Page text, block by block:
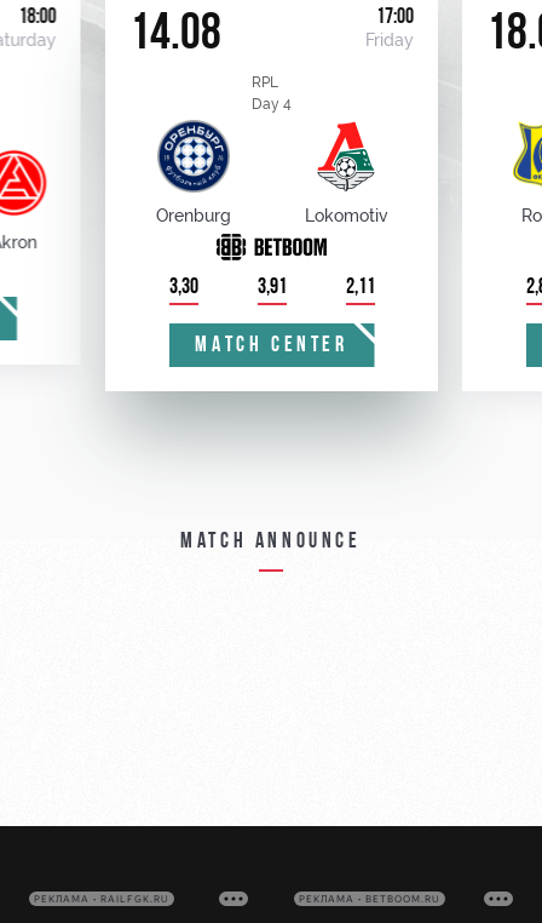
18:00 14.08 17:00
Friday
RPL
Day 4
Orenburg Lokomotiv
3,30 3,91 2,11
MATCH CENTER
Match announce
РЕКЛАМА • RAILFGK.RU РЕКЛАМА • BETBOOM.RU